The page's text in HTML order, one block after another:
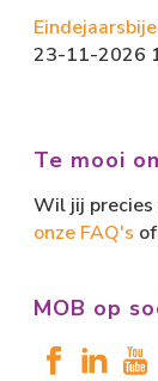
23-11-2026
Te mooi
Wil jij
onze FAQ's of
MOB op